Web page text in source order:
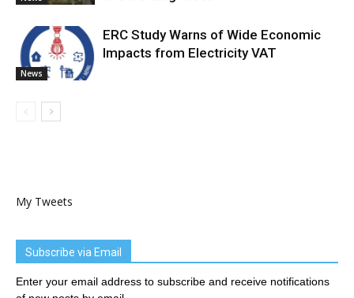
News
ERC Study Warns of Wide Economic
Impacts from Electricity VAT
My Tweets
Subscribe via Email
Enter your email address to subscribe and receive notifications